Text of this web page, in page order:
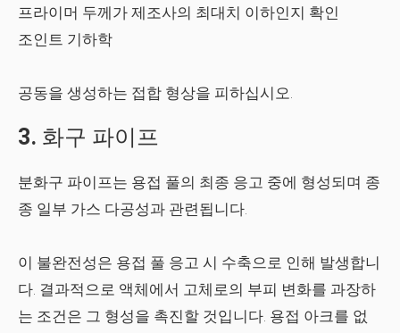
프라이머 두께가 제조사의 최대치 이하인지 확인
조인트 기하학
공동을 생성하는 접합 형상을 피하십시오.
3. 화구 파이프
분화구 파이프는 용접 풀의 최종 응고 중에 형성되며 종
종 일부 가스 다공성과 관련됩니다.
이 불완전성은 용접 풀 응고 시 수축으로 인해 발생합니
다. 결과적으로 액체에서 고체로의 부피 변화를 과장하
는 조건은 그 형성을 촉진할 것입니다. 용접 아크를 없